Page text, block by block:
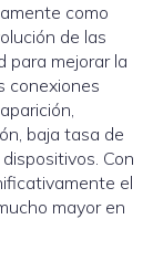
como
de las
para mejorar la
conexiones
baja tasa de
Con
el
mayor en